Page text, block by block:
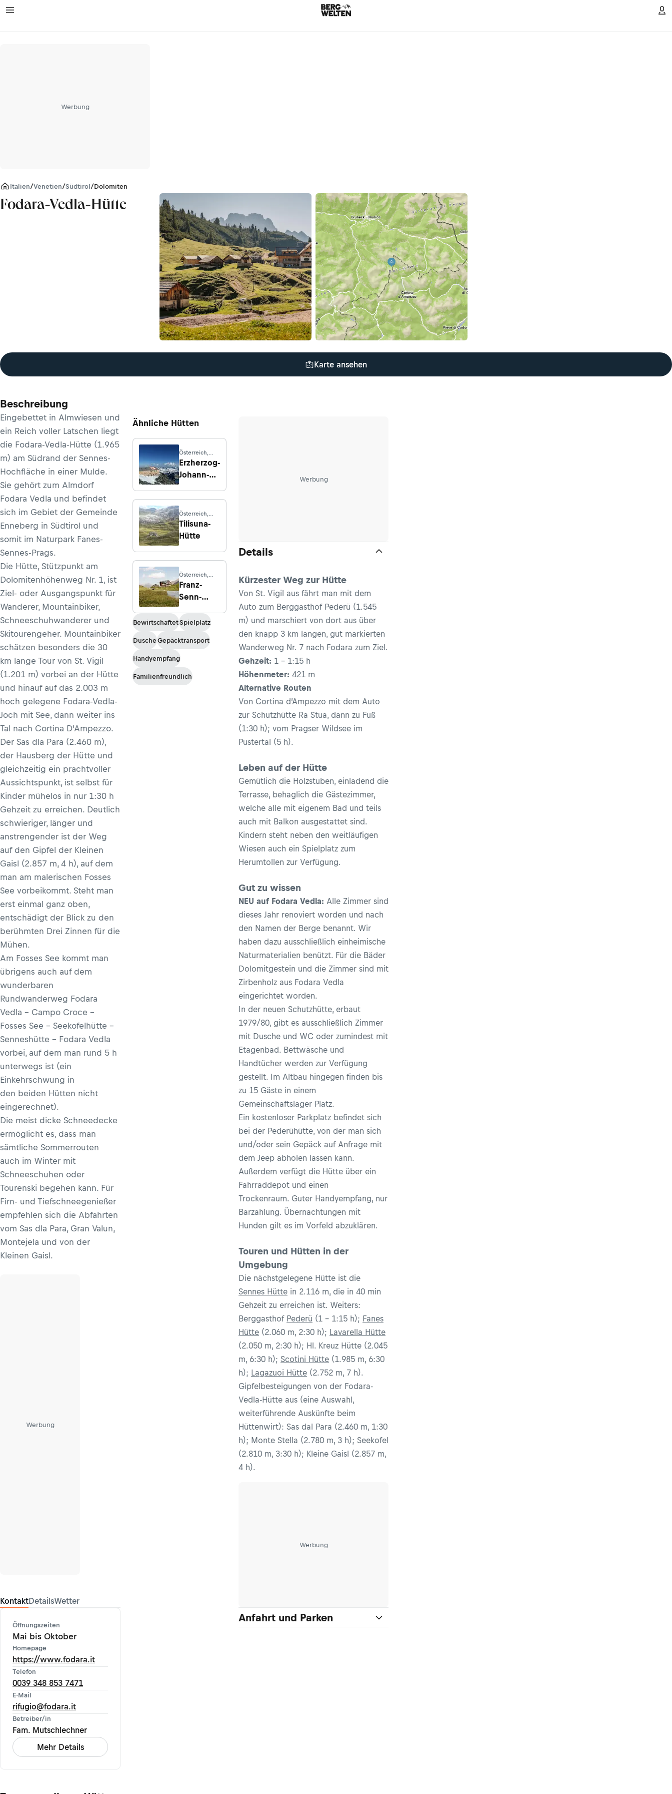
Werbung
Italien/Venetien/Südtirol/Dolomiten
Fodara-Vedla-Hütte
Karte ansehen
Beschreibung
Eingebettet in Almwiesen und
ein Reich voller Latschen liegt
die Fodara-Vedla-Hütte (1.965
m) am Südrand der Sennes-
Hochfläche in einer Mulde.
Sie gehört zum Almdorf
Fodara Vedla und befindet
sich im Gebiet der Gemeinde
Enneberg in Südtirol und
somit im Naturpark Fanes-
Sennes-Prags.
Die Hütte, Stützpunkt am
Dolomitenhöhenweg Nr. 1, ist
Ziel- oder Ausgangspunkt für
Wanderer, Mountainbiker,
Schneeschuhwanderer und
Skitourengeher. Mountainbiker
schätzen besonders die 30
km lange Tour von St. Vigil
(1.201 m) vorbei an der Hütte
und hinauf auf das 2.003 m
hoch gelegene Fodara-Vedla-
Joch mit See, dann weiter ins
Tal nach Cortina D’Ampezzo.
Der Sas dla Para (2.460 m),
der Hausberg der Hütte und
gleichzeitig ein prachtvoller
Aussichtspunkt, ist selbst für
Kinder mühelos in nur 1:30 h
Gehzeit zu erreichen. Deutlich
schwieriger, länger und
anstrengender ist der Weg
auf den Gipfel der Kleinen
Gaisl (2.857 m, 4 h), auf dem
man am malerischen Fosses
See vorbeikommt. Steht man
erst einmal ganz oben,
entschädigt der Blick zu den
berühmten Drei Zinnen für die
Mühen.
Am Fosses See kommt man
übrigens auch auf dem
wunderbaren
Rundwanderweg Fodara
Vedla – Campo Croce –
Fosses See – Seekofelhütte –
Senneshütte – Fodara Vedla
vorbei, auf dem man rund 5 h
unterwegs ist (ein
Einkehrschwung in
den beiden Hütten nicht
eingerechnet).
Die meist dicke Schneedecke
ermöglicht es, dass man
sämtliche Sommerrouten
auch im Winter mit
Schneeschuhen oder
Tourenski begehen kann. Für
Firn- und Tiefschneegenießer
empfehlen sich die Abfahrten
vom Sas dla Para, Gran Valun,
Montejela und von der
Kleinen Gaisl.
Werbung
KontaktDetailsWetter
Öffnungszeiten
Mai bis Oktober
Homepage
https://www.fodara.it
Telefon
0039 348 853 7471
E-Mail
rifugio@fodara.it
Betreiber/in
Fam. Mutschlechner
Mehr Details
Ähnliche Hütten
Österreich,
Kals am
Großglockner
Erzherzog-
Johann-
Österreich,
Bludesch
Tilisuna-
Hütte
Österreich,
Neustift im
Stubaital
Franz-
Senn-
BewirtschaftetSpielplatz
DuscheGepäcktransport
Handyempfang
Familienfreundlich
Werbung
Details
Kürzester Weg zur Hütte
Von St. Vigil aus fährt man mit dem
Auto zum Berggasthof Pederü (1.545
m) und marschiert von dort aus über
den knapp 3 km langen, gut markierten
Wanderweg Nr. 7 nach Fodara zum Ziel.
Gehzeit: 1 – 1:15 h
Höhenmeter: 421 m
Alternative Routen
Von Cortina d’Ampezzo mit dem Auto
zur Schutzhütte Ra Stua, dann zu Fuß
(1:30 h); vom Pragser Wildsee im
Pustertal (5 h).
Leben auf der Hütte
Gemütlich die Holzstuben, einladend die
Terrasse, behaglich die Gästezimmer,
welche alle mit eigenem Bad und teils
auch mit Balkon ausgestattet sind.
Kindern steht neben den weitläufigen
Wiesen auch ein Spielplatz zum
Herumtollen zur Verfügung.
Gut zu wissen
NEU auf Fodara Vedla: Alle Zimmer sind
dieses Jahr renoviert worden und nach
den Namen der Berge benannt. Wir
haben dazu ausschließlich einheimische
Naturmaterialien benützt. Für die Bäder
Dolomitgestein und die Zimmer sind mit
Zirbenholz aus Fodara Vedla
eingerichtet worden.
In der neuen Schutzhütte, erbaut
1979/80, gibt es ausschließlich Zimmer
mit Dusche und WC oder zumindest mit
Etagenbad. Bettwäsche und
Handtücher werden zur Verfügung
gestellt. Im Altbau hingegen finden bis
zu 15 Gäste in einem
Gemeinschaftslager Platz.
Ein kostenloser Parkplatz befindet sich
bei der Pederühütte, von der man sich
und/oder sein Gepäck auf Anfrage mit
dem Jeep abholen lassen kann.
Außerdem verfügt die Hütte über ein
Fahrraddepot und einen
Trockenraum. Guter Handyempfang, nur
Barzahlung. Übernachtungen mit
Hunden gilt es im Vorfeld abzuklären.
Touren und Hütten in der
Umgebung
Die nächstgelegene Hütte ist die
Sennes Hütte in 2.116 m, die in 40 min
Gehzeit zu erreichen ist. Weiters:
Berggasthof Pederü (1 - 1:15 h); Fanes
Hütte (2.060 m, 2:30 h); Lavarella Hütte
(2.050 m, 2:30 h); Hl. Kreuz Hütte (2.045
m, 6:30 h); Scotini Hütte (1.985 m, 6:30
h); Lagazuoi Hütte (2.752 m, 7 h).
Gipfelbesteigungen von der Fodara-
Vedla-Hütte aus (eine Auswahl,
weiterführende Auskünfte beim
Hüttenwirt): Sas dal Para (2.460 m, 1:30
h); Monte Stella (2.780 m, 3 h); Seekofel
(2.810 m, 3:30 h); Kleine Gaisl (2.857 m,
4 h).
Werbung
Anfahrt und Parken